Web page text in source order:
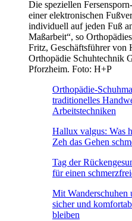
Die speziellen
einer elektronischen
individuell auf jeden Fuß
Maßarbeit“, so
Fritz, Geschäftsführer von
Orthopädie Schuhtechnik
Pforzheim. Foto: H+P
Orthopädie-
traditionelles
Arbeitstechniken
Hallux valgus: Was
Zeh das Gehen
Tag der
für einen
Mit Wanderschuhen
sicher und
bleiben